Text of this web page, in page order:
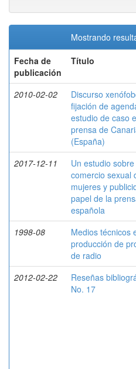
Mostrando
Fecha de
publicación
Título
2010-02-02
Discurso
fijación de
estudio de caso
prensa de
(España)
2017-12-11
Un estudio sobre
comercio sexual
mujeres y
papel de la
española
1998-08
Medios técnicos
producción de
de radio
2012-02-22
Reseñas
No. 17